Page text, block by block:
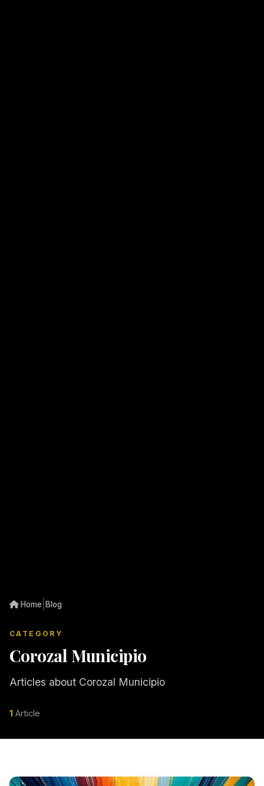
Home Blog
CATEGORY
Corozal Municipio
Articles about Corozal Municipio
1 Article